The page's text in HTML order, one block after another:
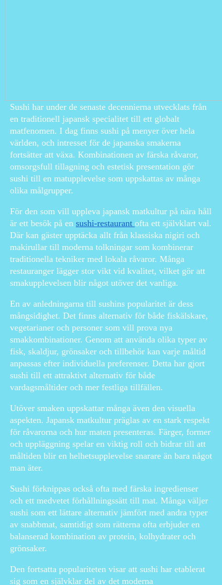
Sushi har under de senaste decennierna utvecklats från
en traditionell japansk specialitet till ett globalt
matfenomen. I dag finns sushi på menyer över hela
världen, och intresset för de japanska smakerna
fortsätter att växa. Kombinationen av färska råvaror,
omsorgsfull tillagning och estetisk presentation gör
sushi till en matupplevelse som uppskattas av många
olika målgrupper.
För den som vill uppleva japansk matkultur på nära håll
är ett besök på en sushi-restaurant ofta ett självklart val.
Där kan gäster upptäcka allt från klassiska nigiri och
makirullar till moderna tolkningar som kombinerar
traditionella tekniker med lokala råvaror. Många
restauranger lägger stor vikt vid kvalitet, vilket gör att
smakupplevelsen blir något utöver det vanliga.
En av anledningarna till sushins popularitet är dess
mångsidighet. Det finns alternativ för både fiskälskare,
vegetarianer och personer som vill prova nya
smakkombinationer. Genom att använda olika typer av
fisk, skaldjur, grönsaker och tillbehör kan varje måltid
anpassas efter individuella preferenser. Detta har gjort
sushi till ett attraktivt alternativ för både
vardagsmåltider och mer festliga tillfällen.
Utöver smaken uppskattar många även den visuella
aspekten. Japansk matkultur präglas av en stark respekt
för råvarorna och hur maten presenteras. Färger, former
och uppläggning spelar en viktig roll och bidrar till att
måltiden blir en helhetsupplevelse snarare än bara något
man äter.
Sushi förknippas också ofta med färska ingredienser
och ett medvetet förhållningssätt till mat. Många väljer
sushi som ett lättare alternativ jämfört med andra typer
av snabbmat, samtidigt som rätterna ofta erbjuder en
balanserad kombination av protein, kolhydrater och
grönsaker.
Den fortsatta populariteten visar att sushi har etablerat
sig som en självklar del av det moderna